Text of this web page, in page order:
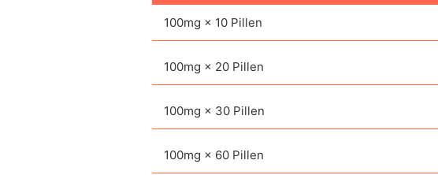
100mg × 10 Pillen
100mg × 20 Pillen
100mg × 30 Pillen
100mg × 60 Pillen